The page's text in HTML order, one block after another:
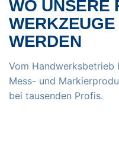
WO UNSERE
WERDEN
Vom Handwerksbetrieb
Mess- und
bei tausenden Profis.